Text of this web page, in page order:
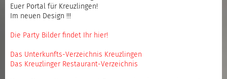
Euer Portal für Kreuzlingen!
Im neuen Design !!!
Die Party Bilder findet Ihr hier!
Das Unterkunfts-Verzeichnis Kreuzlingen
Das Kreuzlinger Restaurant-Verzeichnis